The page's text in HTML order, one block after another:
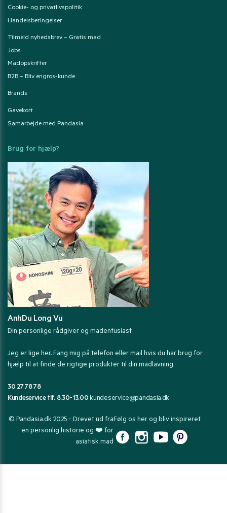
Cookie- og privatlivspolitik
Handelsbetingelser
Tilmeld nyhedsbrev – Gratis mad
Jobs
Madopskrifter
B2B – Bliv engros-kunde
Brands
Gavekort
Samarbejde med Pandasia
Brug for hjælp?
AnhDu Long Vu
Din personlige rådgiver og madentusiast
Jeg er lige her. Fang mig på telefon eller mail hvis du har brug for
hjælp til at finde de rigtige produkter til din madlavning.
30 27 78 78
Kundeservice tlf. 8.30-13.00kundeservice@pandasia.dk
© Pandasia.dk 2025 - Drevet ud fra
en personlig historie og ❤️ for
asiatisk mad
Følg os her og bliv inspireret